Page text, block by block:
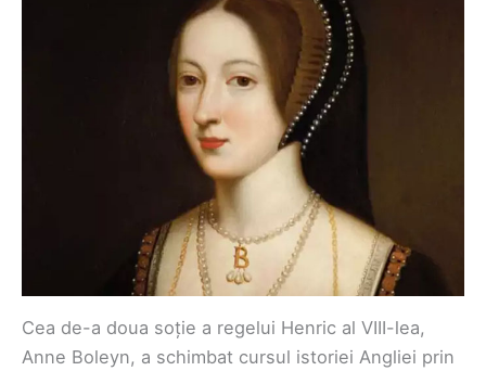
Cea de-a doua soție a regelui Henric al VIII-lea,
Anne Boleyn, a schimbat cursul istoriei Angliei prin